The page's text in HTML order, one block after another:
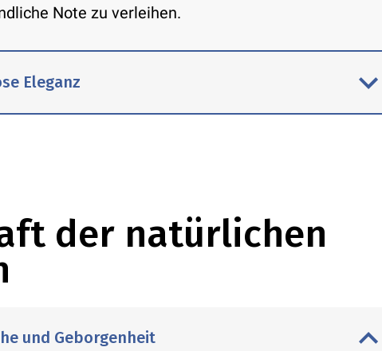
Note zu verleihen.
Eleganz
eine Dimension von Luxus und Zeitlosigkeit hinzu.
Sie Stein für Arbeitsplatten, Böden oder als Akzent in
auf dem Duschboden können ein
taktiles Erlebnis schaffen.
der natürlichen
und Geborgenheit